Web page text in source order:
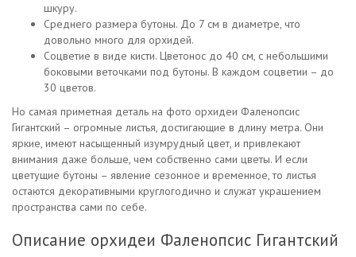
шкуру.
Среднего размера бутоны. До 7 см в диаметре, что
довольно много для орхидей.
Соцветие в виде кисти. Цветонос до 40 см, с небольшими
боковыми веточками под бутоны. В каждом соцветии – до
30 цветов.
Но самая приметная деталь на фото орхидеи Фаленопсис
Гигантский – огромные листья, достигающие в длину метра. Они
яркие, имеют насыщенный изумрудный цвет, и привлекают
внимания даже больше, чем собственно сами цветы. И если
цветущие бутоны – явление сезонное и временное, то листья
остаются декоративными круглогодично и служат украшением
пространства сами по себе.
Описание орхидеи Фаленопсис Гигантский